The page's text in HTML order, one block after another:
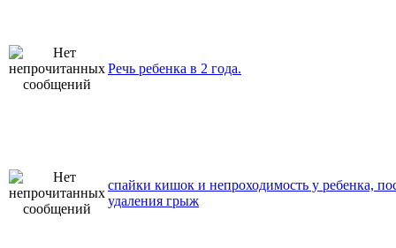
Речь ребенка в 2 года.
спайки кишок и непроходимость у ребенка,
удаления грыж